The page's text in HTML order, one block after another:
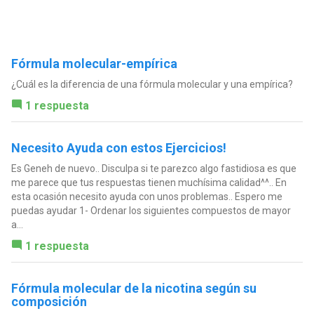
Fórmula molecular-empírica
¿Cuál es la diferencia de una fórmula molecular y una empírica?
1 respuesta
Necesito Ayuda con estos Ejercicios!
Es Geneh de nuevo.. Disculpa si te parezco algo fastidiosa es que
me parece que tus respuestas tienen muchísima calidad^^.. En
esta ocasión necesito ayuda con unos problemas.. Espero me
puedas ayudar 1- Ordenar los siguientes compuestos de mayor
a...
1 respuesta
Fórmula molecular de la nicotina según su
composición